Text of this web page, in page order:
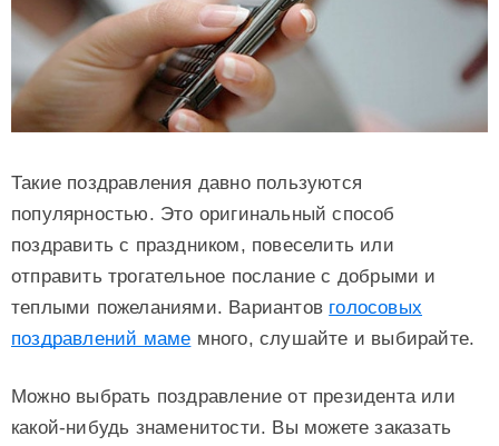
Такие поздравления давно пользуются
популярностью. Это оригинальный способ
поздравить с праздником, повеселить или
отправить трогательное послание с добрыми и
теплыми пожеланиями. Вариантов голосовых
поздравлений маме много, слушайте и выбирайте.
Можно выбрать поздравление от президента или
какой-нибудь знаменитости. Вы можете заказать